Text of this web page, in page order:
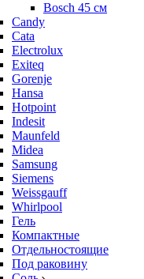
Bosch 45 см
Candy
Cata
Electrolux
Exiteq
Gorenje
Hansa
Hotpoint
Indesit
Maunfeld
Midea
Samsung
Siemens
Weissgauff
Whirlpool
Гель
Компактные
Отдельностоящие
Под раковину